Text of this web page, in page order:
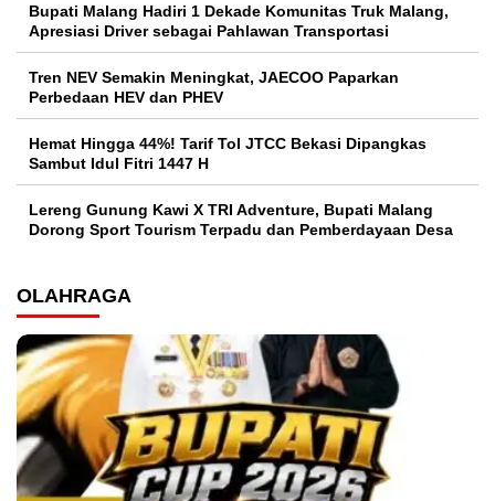
Bupati Malang Hadiri 1 Dekade Komunitas Truk Malang,
Apresiasi Driver sebagai Pahlawan Transportasi
Tren NEV Semakin Meningkat, JAECOO Paparkan
Perbedaan HEV dan PHEV
Hemat Hingga 44%! Tarif Tol JTCC Bekasi Dipangkas
Sambut Idul Fitri 1447 H
Lereng Gunung Kawi X TRI Adventure, Bupati Malang
Dorong Sport Tourism Terpadu dan Pemberdayaan Desa
OLAHRAGA